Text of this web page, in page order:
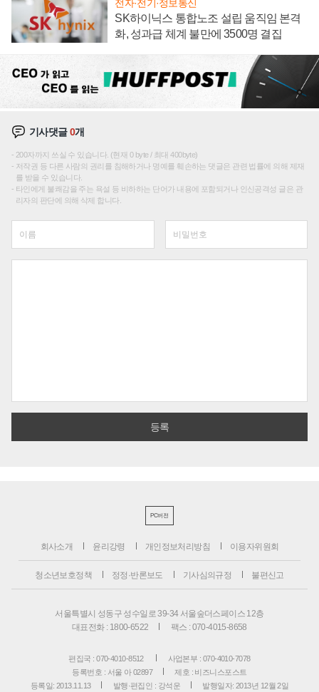
전자·전기·정보통신
SK하이닉스 통합노조 설립 움직임 본격
화, 성과급 체계 불만에 3500명 결집
기사댓글0개
200자까지 쓰실 수 있습니다. (현재 0 byte / 최대 400byte)
저작권 등 다른 사람의 권리를 침해하거나 명예를 훼손하는 댓글은 관련 법률에 의해 제재
를 받을 수 있습니다.
타인에게 불쾌감을 주는 욕설 등 비하하는 단어가 내용에 포함되거나 인신공격성 글은 관
리자의 판단에 의해 삭제 합니다.
PC버전
회사소개 윤리강령 개인정보처리방침 이용자위원회
청소년보호정책 정정·반론보도 기사심의규정 불편신고
서울특별시 성동구 성수일로 39-34 서울숲더스페이스 12층
대표전화 : 1800-6522
팩스 : 070-4015-8658
편집국 : 070-4010-8512
사업본부 : 070-4010-7078
등록번호 : 서울 아 02897
제호 : 비즈니스포스트
등록일: 2013.11.13
발행·편집인 : 강석운 발행일자: 2013년 12월 2일